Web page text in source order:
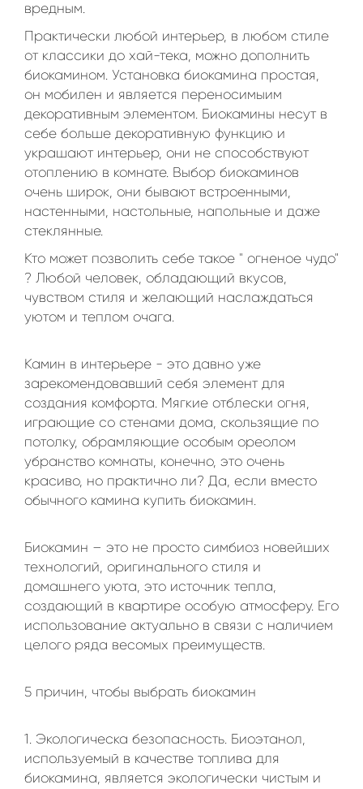
вредным.
Практически любой интерьер, в любом стиле
от классики до хай-тека, можно дополнить
биокамином. Установка биокамина простая,
он мобилен и является переносимыим
декоративным элементом. Биокамины несут в
себе больше декоративную функцию и
украшают интерьер, они не способствуют
отоплению в комнате. Выбор биокаминов
очень широк, они бывают встроенными,
настенными, настольные, напольные и даже
стеклянные.
Кто может позволить себе такое " огненое чудо"
? Любой человек, обладающий вкусов,
чувством стиля и желающий наслаждаться
уютом и теплом очага.
Камин в интерьере - это давно уже
зарекомендовавший себя элемент для
создания комфорта. Мягкие отблески огня,
играющие со стенами дома, скользящие по
потолку, обрамляющие особым ореолом
убранство комнаты, конечно, это очень
красиво, но практично ли? Да, если вместо
обычного камина купить биокамин.
Биокамин – это не просто симбиоз новейших
технологий, оригинального стиля и
домашнего уюта, это источник тепла,
создающий в квартире особую атмосферу. Его
использование актуально в связи с наличием
целого ряда весомых преимуществ.
5 причин, чтобы выбрать биокамин
1. Экологическа безопасность. Биоэтанол,
используемый в качестве топлива для
биокамина, является экологически чистым и